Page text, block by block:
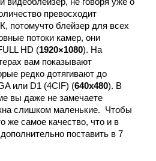
превосходит
потомучто блейзер для всех
потоки камер, они
HD (1920×1080). На
вам показывают
редко дотягивают до
или D1 (4CIF) (640х480). В
вы даже не замечаете
слишком маленькие. Чтобы
же самое качество, что и в
поставить в 7